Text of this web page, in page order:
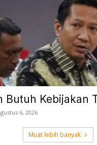
Butuh Kebijakan
6, 2026
Muat lebih banyak